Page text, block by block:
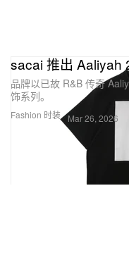
Fashion 时装
sacai 推出 Aaliyah
品牌以已故 R&B 传奇
饰系列。
Mar 26, 2026